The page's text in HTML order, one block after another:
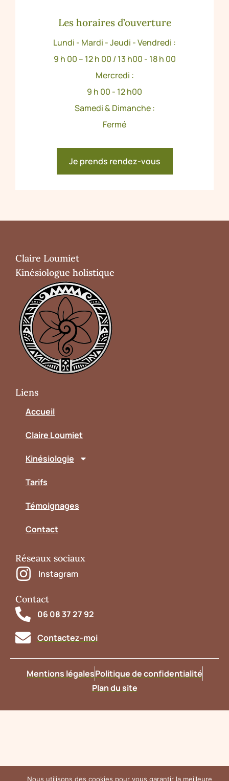
Les horaires d’ouverture
Lundi - Mardi - Jeudi - Vendredi :
9 h 00 – 12 h 00 / 13 h00 - 18 h 00
Mercredi :
9 h 00 - 12 h00
Samedi & Dimanche :
Fermé
Je prends rendez-vous
Claire Loumiet
Kinésiologue holistique
Liens
Accueil
Claire Loumiet
Kinésiologie
Tarifs
Témoignages
Contact
Réseaux sociaux
Instagram
Contact
06 08 37 27 92
Contactez-moi
Mentions légalesPolitique de confidentialité
Plan du site
Nous utilisons des cookies pour vous garantir la meilleure